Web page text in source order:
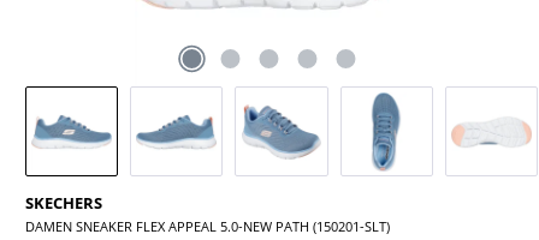
SKECHERS
DAMEN SNEAKER FLEX APPEAL 5.0-NEW PATH (150201-SLT)